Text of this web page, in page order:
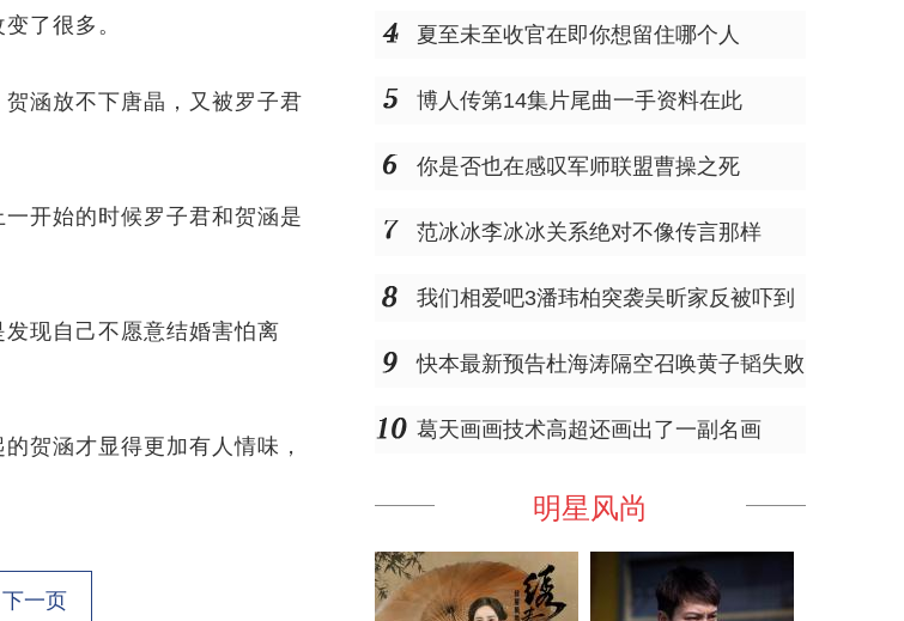
了很多。
涵放不下唐晶，又被罗子君
开始的时候罗子君和贺涵是
现自己不愿意结婚害怕离
贺涵才显得更加有人情味，
下一页
夏至未至收官在即你想留住哪个人
博人传第14集片尾曲一手资料在此
你是否也在感叹军师联盟曹操之死
范冰冰李冰冰关系绝对不像传言那样
我们相爱吧3潘玮柏突袭吴昕家反被吓到
快本最新预告杜海涛隔空召唤黄子韬失败
葛天画画技术高超还画出了一副名画
明星风尚